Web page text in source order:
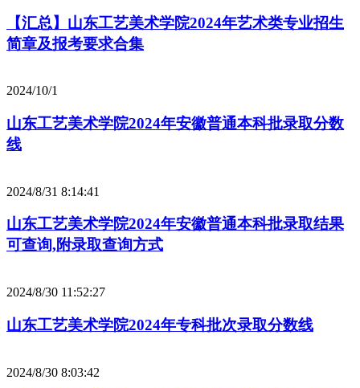
【汇总】山东工艺美术学院2024年艺术类专业招生
简章及报考要求合集
2024/10/1
山东工艺美术学院2024年安徽普通本科批录取分数
线
2024/8/31 8:14:41
山东工艺美术学院2024年安徽普通本科批录取结果
可查询,附录取查询方式
2024/8/30 11:52:27
山东工艺美术学院2024年专科批次录取分数线
2024/8/30 8:03:42